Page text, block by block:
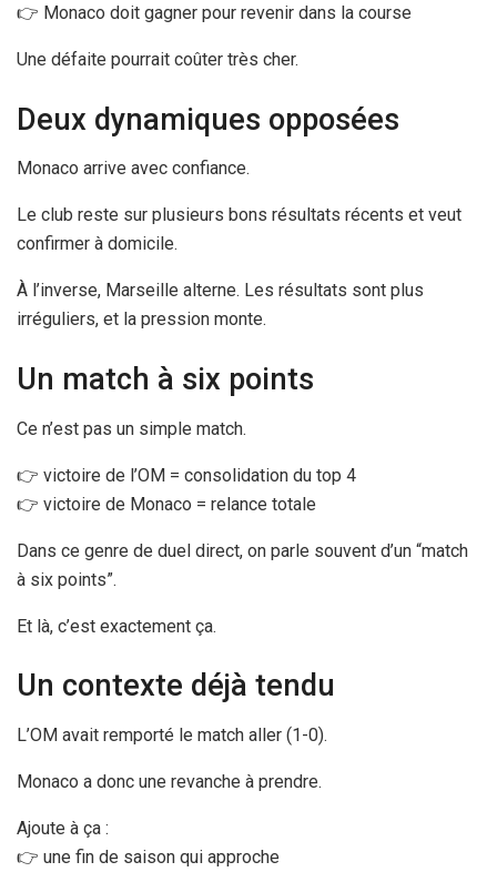
👉 Monaco doit gagner pour revenir dans la course
Une défaite pourrait coûter très cher.
Deux dynamiques opposées
Monaco arrive avec confiance.
Le club reste sur plusieurs bons résultats récents et veut
confirmer à domicile.
À l’inverse, Marseille alterne. Les résultats sont plus
irréguliers, et la pression monte.
Un match à six points
Ce n’est pas un simple match.
👉 victoire de l’OM = consolidation du top 4
👉 victoire de Monaco = relance totale
Dans ce genre de duel direct, on parle souvent d’un “match
à six points”.
Et là, c’est exactement ça.
Un contexte déjà tendu
L’OM avait remporté le match aller (1-0).
Monaco a donc une revanche à prendre.
Ajoute à ça :
👉 une fin de saison qui approche